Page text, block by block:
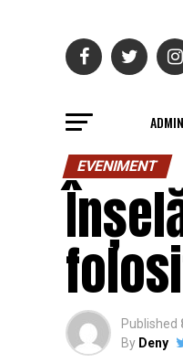
EVENIMENT
Published
By Deny